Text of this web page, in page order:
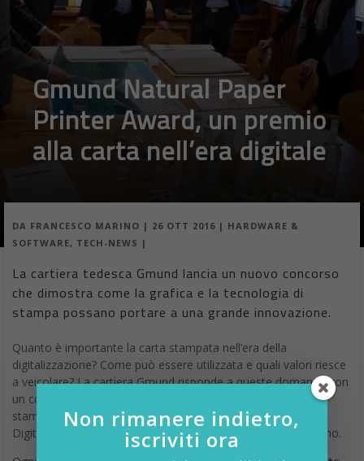
Gmund Natural Paper
Printer Award, un premio
alla carta nell’era digitale
DA FRANCESCO MARINO | 26 OTT 2016 | HARDWARE &
SOFTWARE, TECH-NEWS |
La cartiera tedesca Gmund lancia un nuovo concorso
che dimostra come la grafica e la tecnologia di
stampa possano portare a una grande innovazione.
Quanto è importante la carta stampata nell’era della
digitalizzazione? Come può essere utilizzata e quali valori riesce
a veicolare? La cartiera Gmund risponde a queste domande con
un concorso che dimostra come la grafica e la tecnologia di
stampa possano portare a una grande innovazione. Noi di
Digitalic ne siamo convinti e le nostre copertine lo dimostrano.
Non rimanere indietro,
iscriviti ora